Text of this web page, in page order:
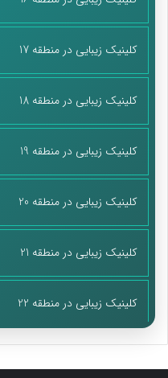
کلینیک زیبایی در منطقه 17
کلینیک زیبایی در منطقه 18
کلینیک زیبایی در منطقه 19
کلینیک زیبایی در منطقه 20
کلینیک زیبایی در منطقه 21
کلینیک زیبایی در منطقه 22